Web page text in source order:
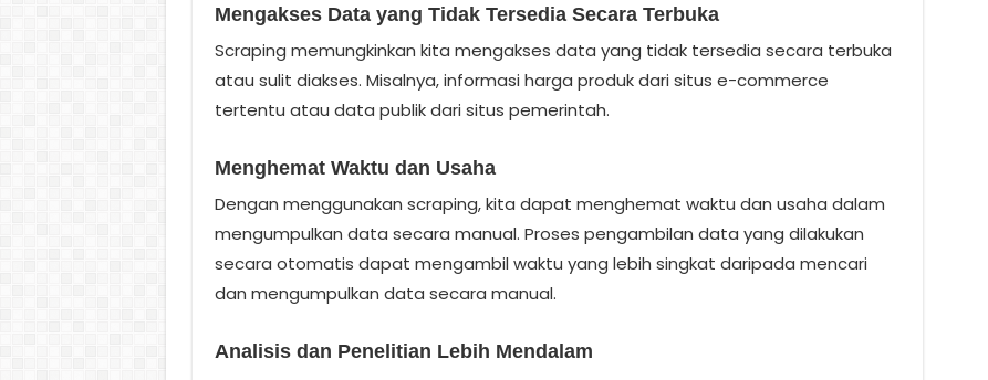
Mengakses Data yang Tidak Tersedia Secara Terbuka
Scraping memungkinkan kita mengakses data yang tidak tersedia secara terbuka
atau sulit diakses. Misalnya, informasi harga produk dari situs e-commerce
tertentu atau data publik dari situs pemerintah.
Menghemat Waktu dan Usaha
Dengan menggunakan scraping, kita dapat menghemat waktu dan usaha dalam
mengumpulkan data secara manual. Proses pengambilan data yang dilakukan
secara otomatis dapat mengambil waktu yang lebih singkat daripada mencari
dan mengumpulkan data secara manual.
Analisis dan Penelitian Lebih Mendalam